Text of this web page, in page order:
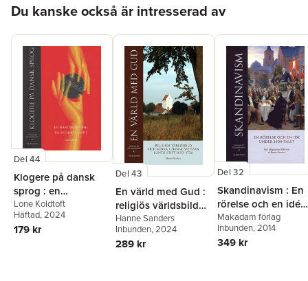
Du kanske också är intresserad av
Del 44
Klogere på dansk
sprog : en
håndsrækning til
svensktalende
Lone Koldtoft
Häftad, 2024
179 kr
Del 43
En värld med Gud :
religiös världsbild
och kyrka i dansk-
svenska Lunds stift
1650-1720
Hanne Sanders
Inbunden, 2024
289 kr
Del 32
Skandinavism : En
rörelse och en idé
under 1800-talet
Makadam förlag
Inbunden, 2014
349 kr